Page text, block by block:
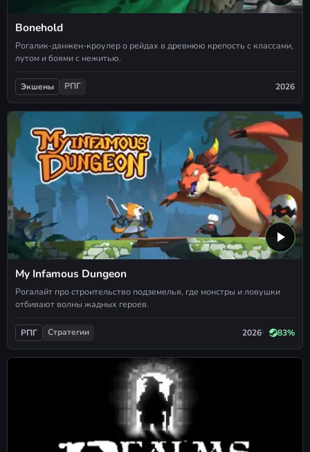
Bonehold
Рогалик-данжен-кроулер о рейдах в древнюю крепость с классами,
лутом и боями с нежитью.
Экшены РПГ 2026
My Infamous Dungeon
Рогалайт про строительство подземелья, где монстры и ловушки
отбивают волны жадных героев.
РПГ Стратегии 2026 83%